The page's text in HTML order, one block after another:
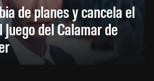
de planes y cancela el
del Calamar de